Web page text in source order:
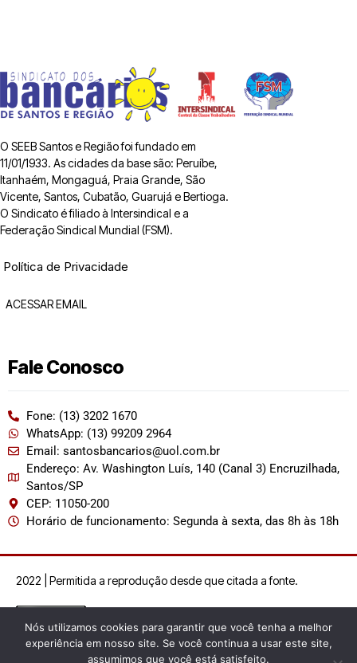
O SEEB Santos e Região foi fundado em
11/01/1933. As cidades da base são: Peruíbe,
Itanhaém, Mongaguá, Praia Grande, São
Vicente, Santos, Cubatão, Guarujá e Bertioga.
O Sindicato é filiado à Intersindical e a
Federação Sindical Mundial (FSM).
Política de Privacidade
ACESSAR EMAIL
Fale Conosco
Fone: (13) 3202 1670
WhatsApp: (13) 99209 2964
Email: santosbancarios@uol.com.br
Endereço: Av. Washington Luís, 140 (Canal 3) Encruzilhada,
Santos/SP
CEP: 11050-200
Horário de funcionamento: Segunda à sexta, das 8h às 18h
2022 | Permitida a reprodução desde que citada a fonte.
Nós utilizamos cookies para garantir que você tenha a melhor
experiência em nosso site. Se você continua a usar este site,
assumimos que você está satisfeito.